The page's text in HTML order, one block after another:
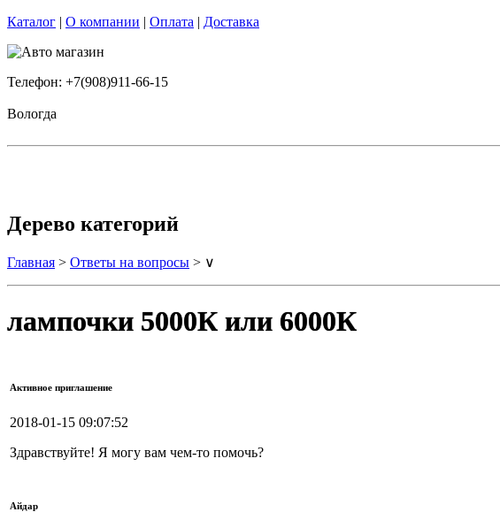
Каталог | О компании | Оплата | Доставка
Телефон: +7(908)911-66-15
Вологда
Дерево категорий
Главная > Ответы на вопросы > ∨
лампочки 5000К или 6000К
Активное приглашение
2018-01-15 09:07:52
Здравствуйте! Я могу вам чем-то помочь?
Айдар